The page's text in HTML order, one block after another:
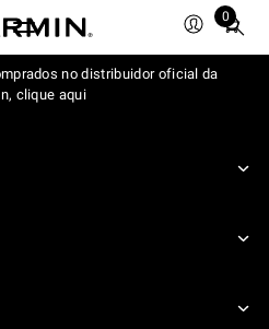
0
Total
items
in
no distribuidor oficial da
clique aqui